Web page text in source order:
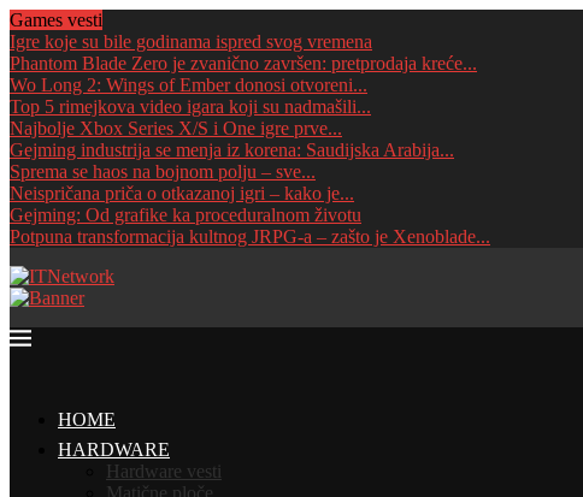
Games vesti
Igre koje su bile godinama ispred svog vremena
Phantom Blade Zero je zvanično završen: pretprodaja kreće...
Wo Long 2: Wings of Ember donosi otvoreni...
Top 5 rimejkova video igara koji su nadmašili...
Najbolje Xbox Series X/S i One igre prve...
Gejming industrija se menja iz korena: Saudijska Arabija...
Sprema se haos na bojnom polju – sve...
Neispričana priča o otkazanoj igri – kako je...
Gejming: Od grafike ka proceduralnom životu
Potpuna transformacija kultnog JRPG-a – zašto je Xenoblade...
HOME
HARDWARE
Hardware vesti
Matične ploče